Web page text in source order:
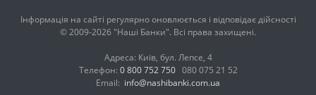
Інформація на сайті регулярно оновлюється і відповідає дійсності
© 2009-2026 "Наші Банки". Всі права захищені.
Адреса: Київ, бул. Лепсе, 4
Телефон: 0 800 752 750 080 075 21 52
Email: info@nashibanki.com.ua